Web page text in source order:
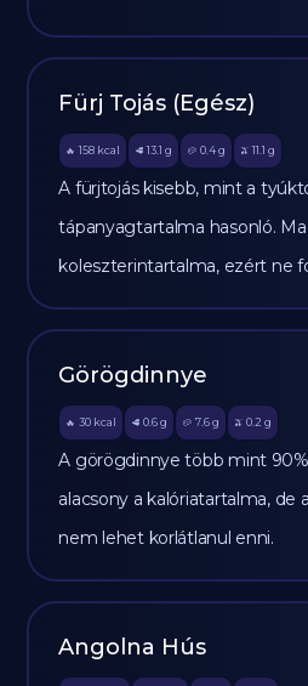
Fürj Tojás (Egész)
🔥 158 kcal 🥩 13.1 g 🥔 0.4g 🫒 11.1 g
A fürjtojás kisebb, mint a
tápanyagtartalma hasonló.
koleszterintartalma, ezért ne
Görögdinnye
🔥 30 kcal 🥩 0.6 g 🥔 7.6g 🫒 0.2 g
A görögdinnye több mint
alacsony a kalóriatartalma,
nem lehet korlátlanul enni.
Angolna Hús